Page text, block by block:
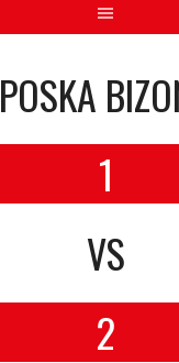
POSKA
1
VS
2